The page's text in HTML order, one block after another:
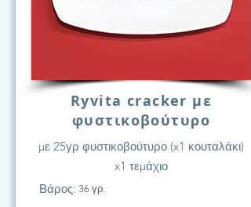
Ryvita cracker με
φυστικοβούτυρο
με 25γρ φυστικοβούτυρο (x1 κουταλάκι)
x1 τεμάχιο
Βάρος: 36 γρ.